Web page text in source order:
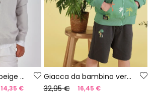
Giacca di maglia beige bambino
14,35 €
Giacca da bambino verde con palme
32,95 €
16,45 €